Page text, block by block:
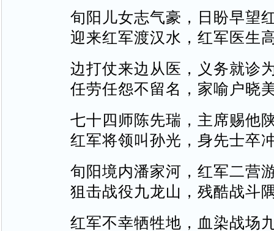
旬阳儿女志气豪，日盼早望
迎来红军渡汉水，红军医生
边打仗来边从医，义务就诊
任劳任怨不留名，家喻户晓
七十四师陈先瑞，主席赐他
红军将领叫孙光，身先士卒
旬阳境内潘家河，红军二营
狙击战役九龙山，残酷战斗
红军不幸牺牲地，血染战场